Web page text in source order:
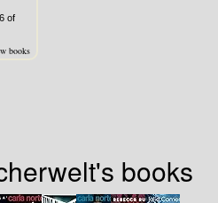
of
books
books